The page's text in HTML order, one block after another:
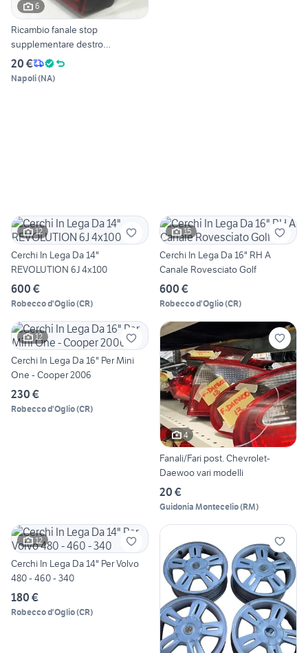
6
Ricambio fanale stop
supplementare destro
CHEVROLE
20 €
Napoli(NA)
12
Cerchi In Lega Da 14"
REVOLUTION 6J 4x100
600 €
Robecco d'Oglio(CR)
15
Cerchi In Lega Da 16" RH A
Canale Rovesciato Golf
600 €
Robecco d'Oglio(CR)
12
Cerchi In Lega Da 16" Per Mini
One - Cooper 2006
230 €
Robecco d'Oglio(CR)
4
Fanali/Fari post. Chevrolet-
Daewoo vari modelli
20 €
Guidonia Montecelio(RM)
12
Cerchi In Lega Da 14" Per Volvo
480 - 460 - 340
180 €
Robecco d'Oglio(CR)